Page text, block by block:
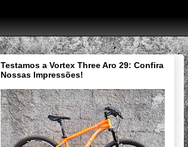
Testamos a Vortex Three Aro 29: Confira
Nossas Impressões!